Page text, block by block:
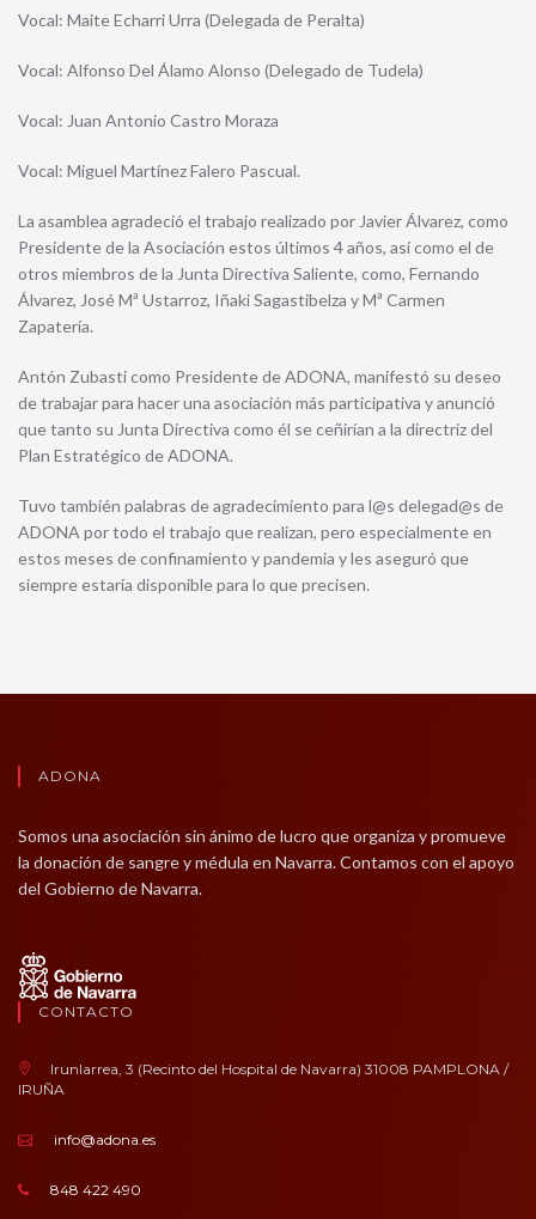
Vocal: Maite Echarri Urra (Delegada de Peralta)
Vocal: Alfonso Del Álamo Alonso (Delegado de Tudela)
Vocal: Juan Antonio Castro Moraza
Vocal: Miguel Martínez Falero Pascual.
La asamblea agradeció el trabajo realizado por Javier Álvarez, como
Presidente de la Asociación estos últimos 4 años, así como el de
otros miembros de la Junta Directiva Saliente, como, Fernando
Álvarez, José Mª Ustarroz, Iñaki Sagastibelza y Mª Carmen
Zapatería.
Antón Zubasti como Presidente de ADONA, manifestó su deseo
de trabajar para hacer una asociación más participativa y anunció
que tanto su Junta Directiva como él se ceñirían a la directriz del
Plan Estratégico de ADONA.
Tuvo también palabras de agradecimiento para l@s delegad@s de
ADONA por todo el trabajo que realizan, pero especialmente en
estos meses de confinamiento y pandemia y les aseguró que
siempre estaría disponible para lo que precisen.
ADONA
Somos una asociación sin ánimo de lucro que organiza y promueve
la donación de sangre y médula en Navarra. Contamos con el apoyo
del Gobierno de Navarra.
CONTACTO
Irunlarrea, 3 (Recinto del Hospital de Navarra) 31008 PAMPLONA /
IRUÑA
info@adona.es
848 422 490